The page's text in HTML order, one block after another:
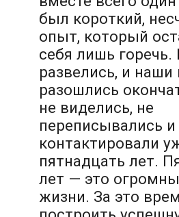
был короткий,
опыт, который
себя лишь
развелись, и наши
разошлись
не виделись, не
переписывались и
контактировали
пятнадцать лет.
лет — это
жизни. За это